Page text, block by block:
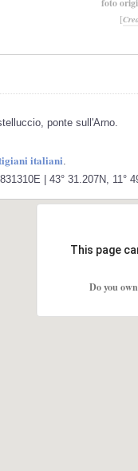
foto
[
ponte sull'Arno.
italiani
| 43° 31.207N, 11°
This page
Do you